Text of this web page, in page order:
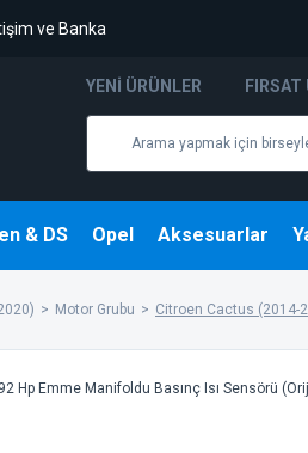
ve Banka
YENI ÜRÜNLER FIRSAT
& DS Opel Aksesuarlar
Motor Grubu Citroen Cactus (2014-